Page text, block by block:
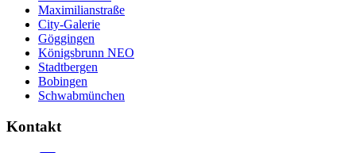
Maximilianstraße
City-Galerie
Göggingen
Königsbrunn NEO
Stadtbergen
Bobingen
Schwabmünchen
Kontakt